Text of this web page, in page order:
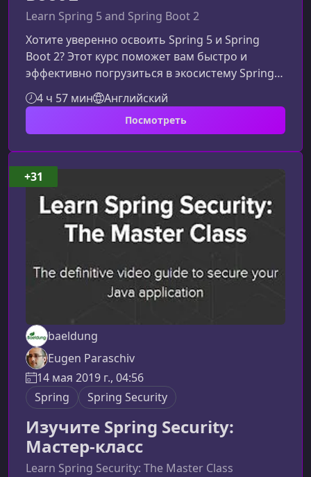
Learn Spring 5 and Spring Boot 2
Хотите уверенно освоить Spring 5 и Spring
Boot 2? Этот курс поможет вам быстро и
эффективно погрузиться в экосистему Spring,
понять её фундаментальные принципы и
научиться создавать современные,
устойчивые и масштабируемые приложения
Spring, так и разработчикам, которые хотят
систематизировать знания.Почему важно
изучать Spring сегодняSpring по праву
считается стандартом де-факто для
разработки корпора
4 ч 57 мин Английский
Посмотреть
baeldung
Eugen Paraschiv
14 мая 2019 г., 04:56
Spring
Spring Security
Изучите Spring Security:
Мастер-класс
Learn Spring Security: The Master Class
+31